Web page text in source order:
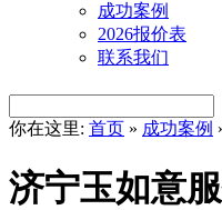
成功案例
2026报价表
联系我们
你在这里: 首页 » 成功案例
济宁玉如意